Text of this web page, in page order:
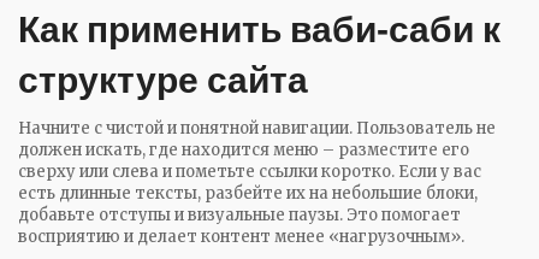
Как применить ваби‑саби к
структуре сайта
Начните с чистой и понятной навигации. Пользователь не
должен искать, где находится меню – разместите его
сверху или слева и пометьте ссылки коротко. Если у вас
есть длинные тексты, разбейте их на небольшие блоки,
добавьте отступы и визуальные паузы. Это помогает
восприятию и делает контент менее «нагрузочным».